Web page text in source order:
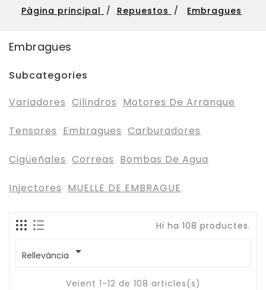
Pàgina principal Repuestos Embragues
Embragues
Subcategories
Variadores Cilindros Motores De Arranque
Tensores Embragues Carburadores
Cigüeñales Correas Bombas De Agua
Injectores MUELLE DE EMBRAGUE
Hi ha 108 productes.
Rellevància 
Veient 1-12 de 108 articles(s)